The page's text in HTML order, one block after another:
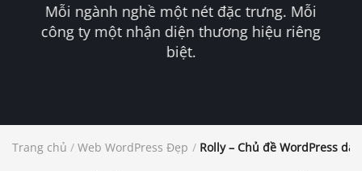
Mỗi ngành nghề một nét đặc trưng. Mỗi
công ty một nhận diện thương hiệu riêng
biệt.
Trang chủ / Web WordPress Đẹp / Rolly – Chủ đề WordPress